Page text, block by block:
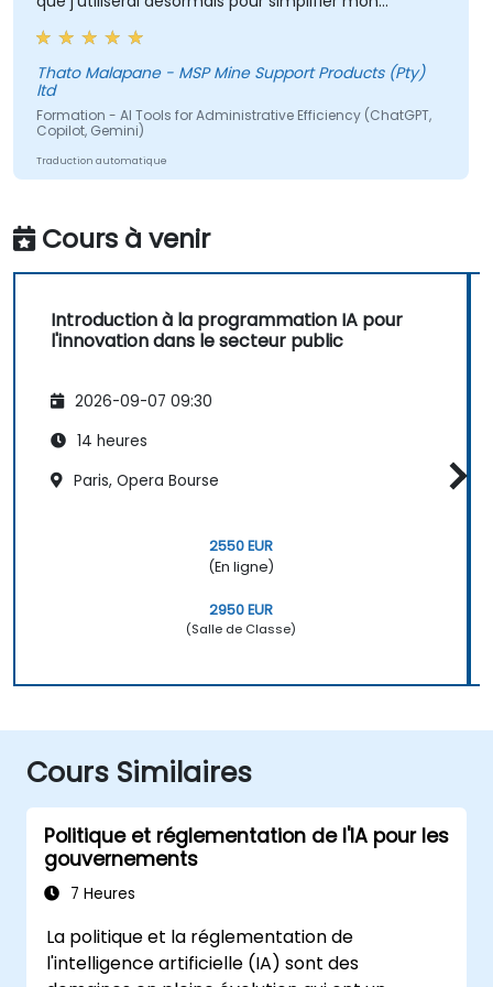
quotidien.
Thato Malapane - MSP Mine Support Products (Pty)
ltd
Formation - AI Tools for Administrative Efficiency (ChatGPT,
Copilot, Gemini)
Traduction automatique
Cours à venir
Introduction à la programmation IA pour
l'innovation dans le secteur public
2026-09-07 09:30
14 heures
Paris, Opera Bourse
2550 EUR
(En ligne)
2950 EUR
(Salle de Classe)
Cours Similaires
Politique et réglementation de l'IA pour les
gouvernements
7 Heures
La politique et la réglementation de
l'intelligence artificielle (IA) sont des